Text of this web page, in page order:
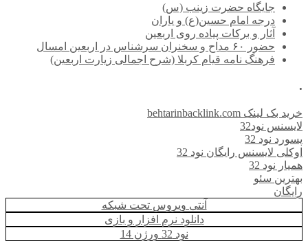
جایگاه حضرت زینب (س)
درجه امام حسین(ع) و یاران
آثار و برکات پیاده روی اربعین
حضور ۶۰ مداح و سخنران سرشناس در اربعین امسال
فرهنگ نامه قیام کربلا (شرح اجمالی زیارت اربعین)
.
خرید بک لینک behtarinbacklink.com
لایسنس نود32
پسورد نود 32
اوکلی لایسنس رایگان نود 32
همیار نود 32
بهترین سئو
رایگان
آنتی ویروس تحت شبکه
دانلود نرم افزار و بازی
نود 32 ورژن 14